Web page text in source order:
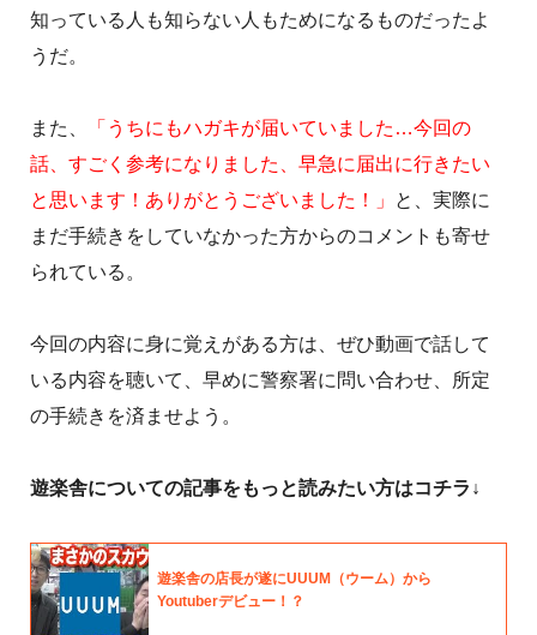
知っている人も知らない人もためになるものだったよ
うだ。
また、
「うちにもハガキが届いていました…今回の
話、すごく参考になりました、早急に届出に行きたい
と思います！ありがとうございました！」
と、実際に
まだ手続きをしていなかった方からのコメントも寄せ
られている。
今回の内容に身に覚えがある方は、ぜひ動画で話して
いる内容を聴いて、早めに警察署に問い合わせ、所定
の手続きを済ませよう。
遊楽舎についての記事をもっと読みたい方はコチラ↓